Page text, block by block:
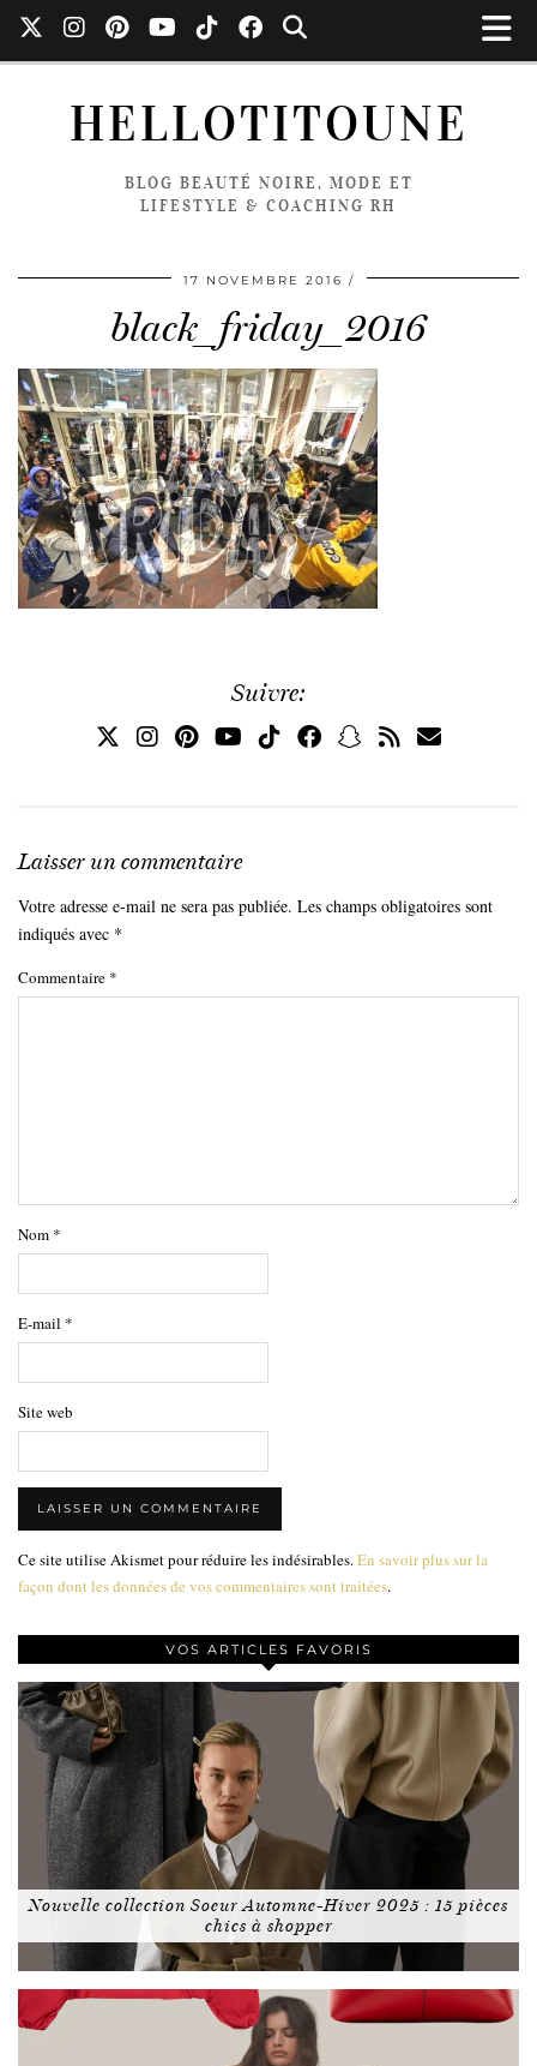
HELLOTITOUNE
BLOG BEAUTÉ NOIRE, MODE ET
LIFESTYLE & COACHING RH
17 NOVEMBRE 2016
black_friday_2016
Suivre:
Laisser un commentaire
Votre adresse e-mail ne sera pas publiée. Les champs obligatoires sont
indiqués avec *
Commentaire *
Nom *
E-mail *
Site web
Ce site utilise Akismet pour réduire les indésirables. En savoir plus sur la
façon dont les données de vos commentaires sont traitées.
VOS ARTICLES FAVORIS
Nouvelle collection Soeur Automne-Hiver 2025 : 15 pièces
chics à shopper